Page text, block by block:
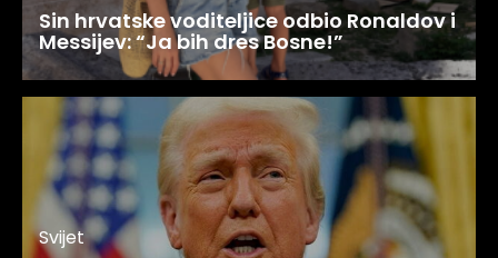
Sin hrvatske voditeljice odbio Ronaldov i
Messijev: “Ja bih dres Bosne!”
Svijet